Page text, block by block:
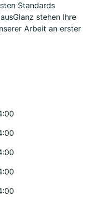
Standards
stehen Ihre
Arbeit an erster